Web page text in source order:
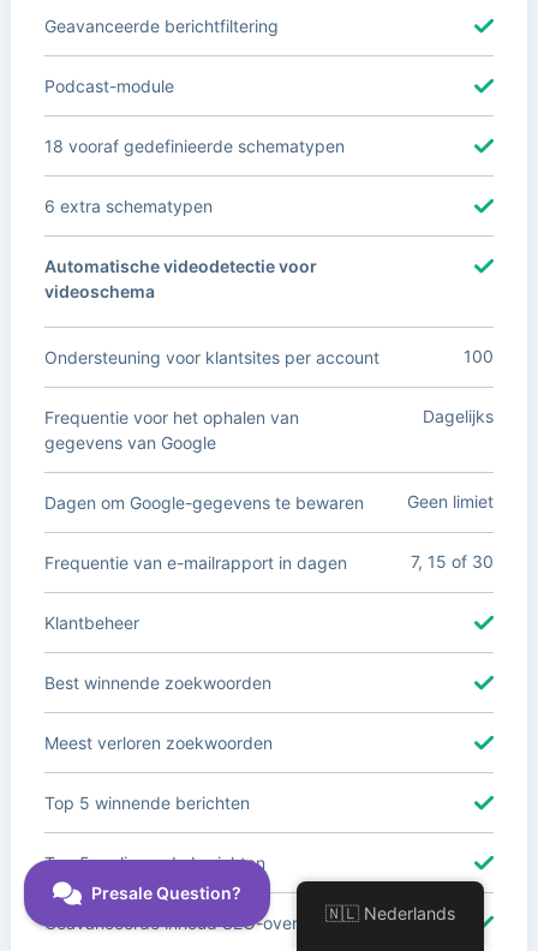
Geavanceerde berichtfiltering
Podcast-module
18 vooraf gedefinieerde schematypen
6 extra schematypen
Automatische videodetectie voor
videoschema
Ondersteuning voor klantsites per account 100
Frequentie voor het ophalen van
gegevens van Google
Dagelijks
Dagen om Google-gegevens te bewaren Geen limiet
Frequentie van e-mailrapport in dagen 7, 15 of 30
Klantbeheer
Best winnende zoekwoorden
Meest verloren zoekwoorden
Top 5 winnende berichten
Top 5 verliezende berichten
Geavanceerde inhoud SEO-overzicht🇳🇱 Nederlands